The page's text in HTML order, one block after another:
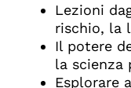
Lezioni
rischio, la
Il potere
la scienza
Esplorare